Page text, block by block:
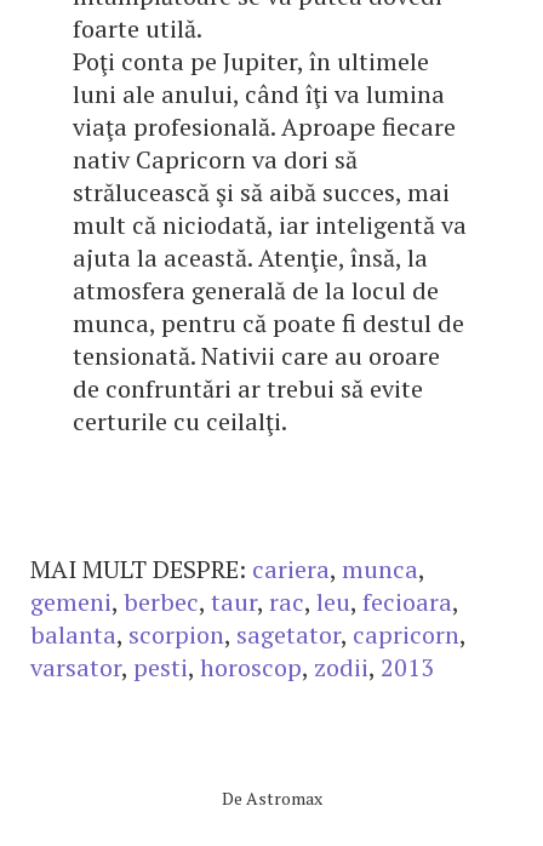
foarte utilă.
Poţi conta pe Jupiter, în ultimele
luni ale anului, când îţi va lumina
viaţa profesională. Aproape fiecare
nativ Capricorn va dori să
strălucească şi să aibă succes, mai
mult că niciodată, iar inteligentă va
ajuta la această. Atenţie, însă, la
atmosfera generală de la locul de
munca, pentru că poate fi destul de
tensionată. Nativii care au oroare
de confruntări ar trebui să evite
certurile cu ceilalţi.
MAI MULT DESPRE: cariera, munca,
gemeni, berbec, taur, rac, leu, fecioara,
balanta, scorpion, sagetator, capricorn,
varsator, pesti, horoscop, zodii, 2013
De Astromax